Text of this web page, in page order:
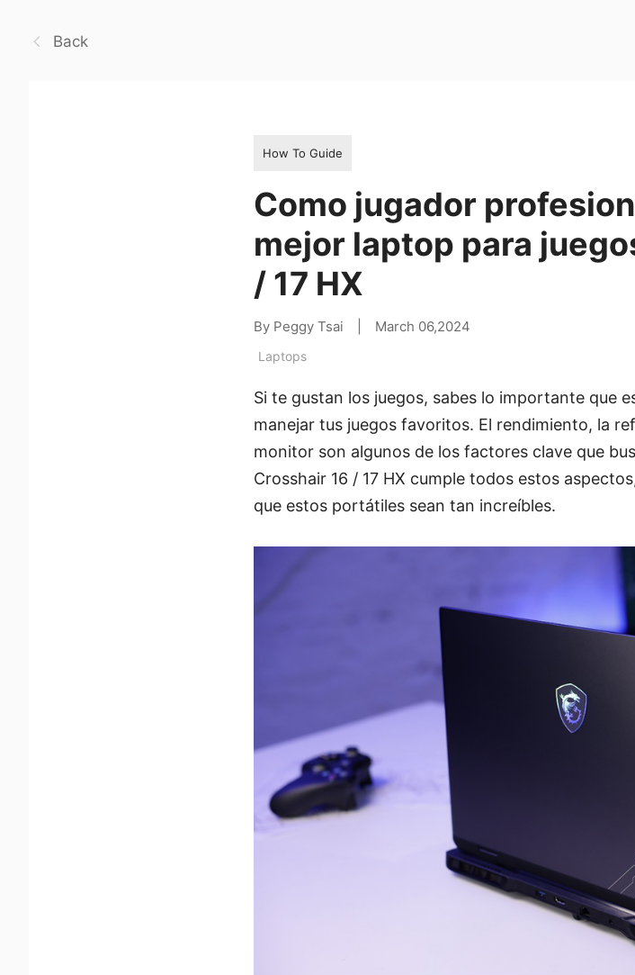
Back
How To Guide
Como jugador
mejor laptop para
/ 17 HX
By Peggy Tsai March 06,2024
Laptops
Si te gustan los juegos, sabes lo importante que
manejar tus juegos favoritos. El rendimiento, la
monitor son algunos de los factores clave que
Crosshair 16 / 17 HX cumple todos estos
que estos portátiles sean tan increíbles.